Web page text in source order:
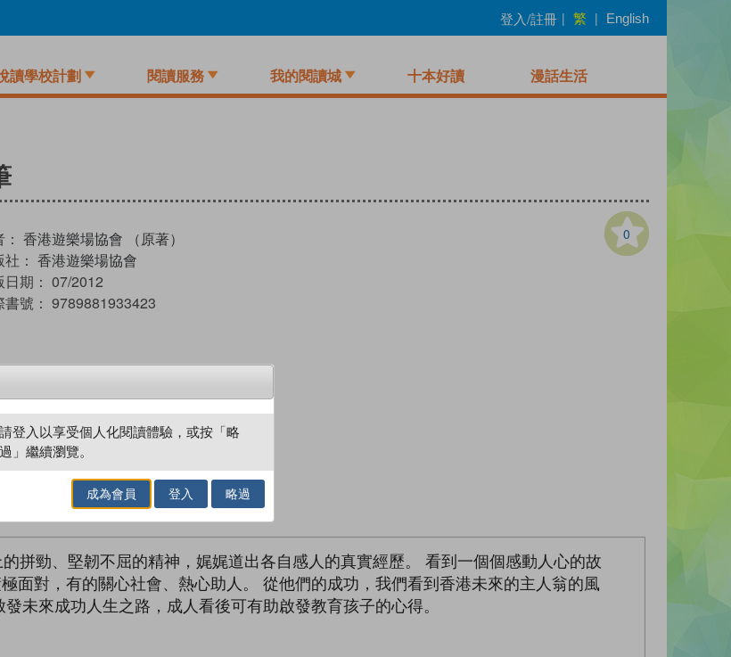
登入/註冊 | 繁 | English
讀學校計劃 閱讀服務 我的閱讀城 十本好讀 漫話生活
0
香港遊樂場協會 （原著）
： 香港遊樂場協會
期： 07/2012
號： 9789881933423
試閲 加入閱讀紀錄
加入／閱讀電子書
拼勁、堅韌不屈的精神，娓娓道出各自感人的真實經歷。 看到一個個感動人心的故
面對，有的關心社會、熱心助人。 從他們的成功，我們看到香港未來的主人翁的風
未來成功人生之路，成人看後可有助啟發教育孩子的心得。
請登入以享受個人化閱讀體驗，或按「略
過」繼續瀏覽。
成為會員 登入 略過